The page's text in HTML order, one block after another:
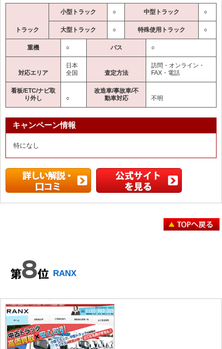
トラック
小型トラック ○ 中型トラック ○
大型トラック ○ 特殊使用トラック ○
重機 ○ バス ○
対応エリア
日本
全国
査定方法
訪問・オンライン・
FAX・電話
看板/ETC/ナビ取
り外し
○
改造車/事故車/不
動車対応
不明
キャンペーン情報
特になし
RANX